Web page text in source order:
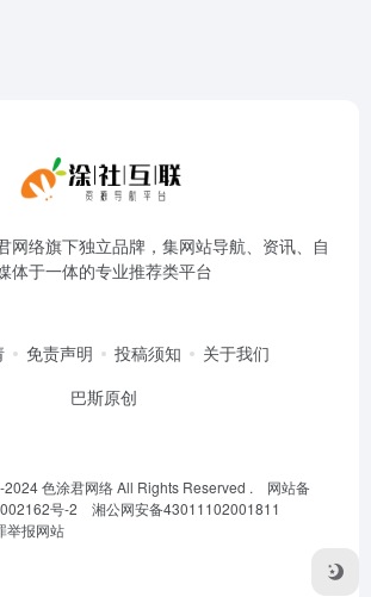
网络旗下独立品牌，集网站导航、资讯、自
体于一体的专业推荐类平台
免责声明 投稿须知
关于我们
巴斯原创
2024色涂君网络All Rights Reserved . 网站备
号-2
湘公网安备43011102001811
举报网站